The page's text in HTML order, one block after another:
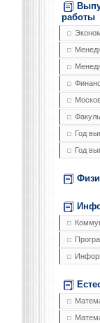
работы
Год
Год